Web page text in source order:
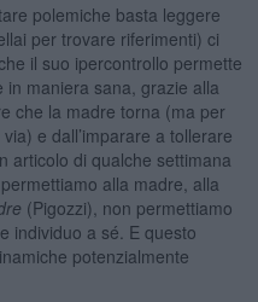
polemiche basta leggere
per trovare riferimenti) ci
il suo ipercontrollo permette
maniera sana, grazie alla
che la madre torna (ma per
e dall’imparare a tollerare
articolo di qualche settimana
alla madre, alla
(Pigozzi), non permettiamo
individuo a sé. E questo
potenzialmente